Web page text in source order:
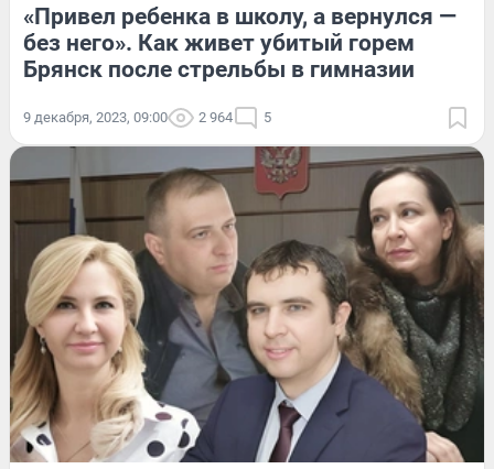
«Привел ребенка в школу, а вернулся —
без него». Как живет убитый горем
Брянск после стрельбы в гимназии
9 декабря, 2023, 09:00 2 964 5